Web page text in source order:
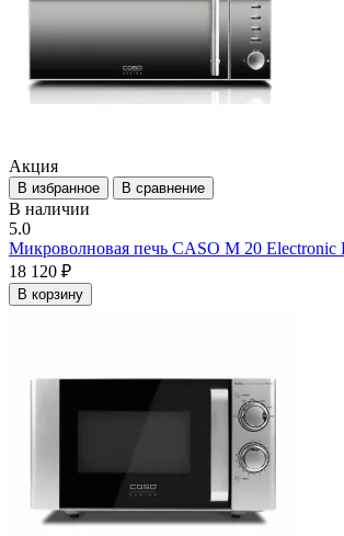
Акция
В избранное В сравнение
В наличии
5.0
Микроволновая печь CASO M 20 Electronic
18 120 ₽
В корзину